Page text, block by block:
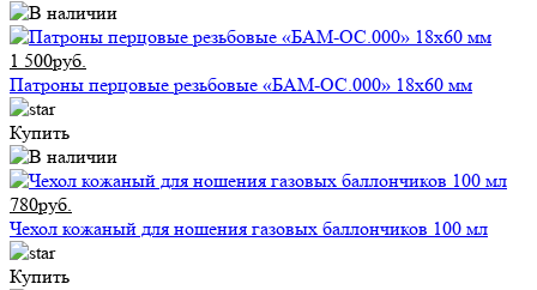
1 500руб.
Патроны перцовые резьбовые «БАМ-ОС.000» 18х60 мм
Купить
780руб.
Чехол кожаный для ношения газовых баллончиков 100 мл
Купить